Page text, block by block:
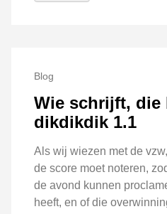
Blog
Wie schrijft, die
dikdikdik 1.1
Als wij wiezen met de
de score moet noteren,
de avond kunnen
heeft, en of die